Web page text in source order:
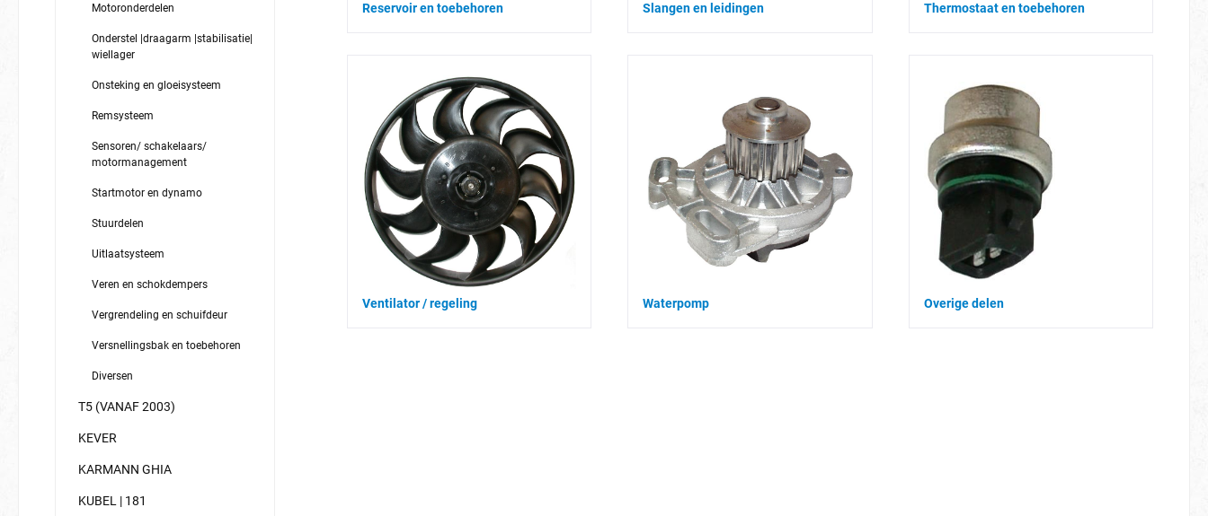
Motoronderdelen
Onderstel |draagarm |stabilisatie|
wiellager
Onsteking en gloeisysteem
Remsysteem
Sensoren/ schakelaars/
motormanagement
Startmotor en dynamo
Stuurdelen
Uitlaatsysteem
Veren en schokdempers
Vergrendeling en schuifdeur
Versnellingsbak en toebehoren
Diversen
T5 (VANAF 2003)
KEVER
KARMANN GHIA
KUBEL | 181
Reservoir en toebehoren Slangen en leidingen Thermostaat en toebehoren
Ventilator / regeling Waterpomp Overige delen